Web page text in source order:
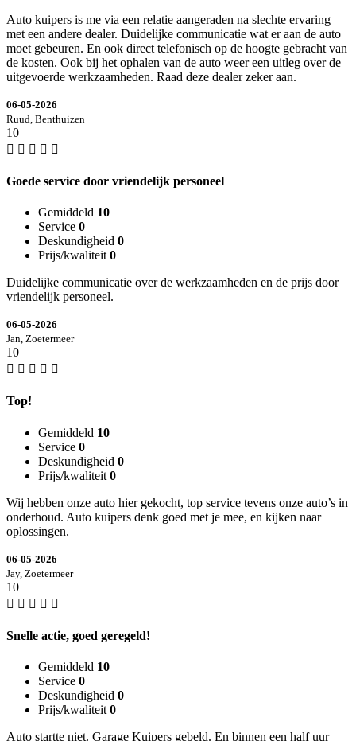
Auto kuipers is me via een relatie aangeraden na slechte ervaring
met een andere dealer. Duidelijke communicatie wat er aan de auto
moet gebeuren. En ook direct telefonisch op de hoogte gebracht van
de kosten. Ook bij het ophalen van de auto weer een uitleg over de
uitgevoerde werkzaamheden. Raad deze dealer zeker aan.
06-05-2026
Ruud, Benthuizen
10
Goede service door vriendelijk personeel
Gemiddeld 10
Service 0
Deskundigheid 0
Prijs/kwaliteit 0
Duidelijke communicatie over de werkzaamheden en de prijs door
vriendelijk personeel.
06-05-2026
Jan, Zoetermeer
10
Top!
Gemiddeld 10
Service 0
Deskundigheid 0
Prijs/kwaliteit 0
Wij hebben onze auto hier gekocht, top service tevens onze auto’s in
onderhoud. Auto kuipers denk goed met je mee, en kijken naar
oplossingen.
06-05-2026
Jay, Zoetermeer
10
Snelle actie, goed geregeld!
Gemiddeld 10
Service 0
Deskundigheid 0
Prijs/kwaliteit 0
Auto startte niet. Garage Kuipers gebeld. En binnen een half uur